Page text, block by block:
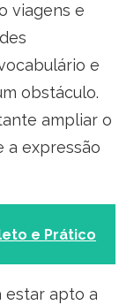
viagens e
e
obstáculo.
ampliar o
a expressão
e Prático
estar apto a